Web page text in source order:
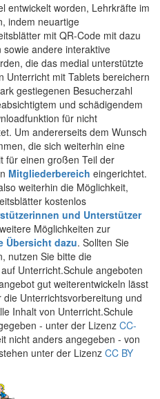
entwickelt worden, Lehrkräfte im
indem neuartige
mit QR-Code mit dazu
andere interaktive
die das medial unterstützte
Unterricht mit Tablets bereichern
gestiegenen Besucherzahl
und schädigendem
für nicht
Um andererseits dem Wunsch
die sich weiterhin eine
für einen großen Teil der
Mitgliederbereich eingerichtet.
weiterhin die Möglichkeit,
kostenlos
und Unterstützer
Möglichkeiten zur
Übersicht dazu. Sollten Sie
nutzen Sie bitte die
Unterricht.Schule angeboten
gut weiterentwickeln lässt
Unterrichtsvorbereitung und
Inhalt von Unterricht.Schule
- unter der Lizenz CC-
nicht anders angegeben - von
unter der Lizenz CC BY